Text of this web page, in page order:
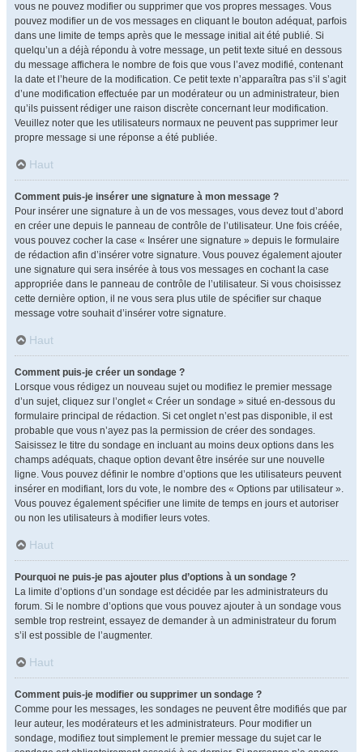
vous ne pouvez modifier ou supprimer que vos propres messages. Vous
pouvez modifier un de vos messages en cliquant le bouton adéquat, parfois
dans une limite de temps après que le message initial ait été publié. Si
quelqu’un a déjà répondu à votre message, un petit texte situé en dessous
du message affichera le nombre de fois que vous l’avez modifié, contenant
la date et l’heure de la modification. Ce petit texte n’apparaîtra pas s’il s’agit
d’une modification effectuée par un modérateur ou un administrateur, bien
qu’ils puissent rédiger une raison discrète concernant leur modification.
Veuillez noter que les utilisateurs normaux ne peuvent pas supprimer leur
propre message si une réponse a été publiée.
Haut
Comment puis-je insérer une signature à mon message ?
Pour insérer une signature à un de vos messages, vous devez tout d’abord
en créer une depuis le panneau de contrôle de l’utilisateur. Une fois créée,
vous pouvez cocher la case « Insérer une signature » depuis le formulaire
de rédaction afin d’insérer votre signature. Vous pouvez également ajouter
une signature qui sera insérée à tous vos messages en cochant la case
appropriée dans le panneau de contrôle de l’utilisateur. Si vous choisissez
cette dernière option, il ne vous sera plus utile de spécifier sur chaque
message votre souhait d’insérer votre signature.
Haut
Comment puis-je créer un sondage ?
Lorsque vous rédigez un nouveau sujet ou modifiez le premier message
d’un sujet, cliquez sur l’onglet « Créer un sondage » situé en-dessous du
formulaire principal de rédaction. Si cet onglet n’est pas disponible, il est
probable que vous n’ayez pas la permission de créer des sondages.
Saisissez le titre du sondage en incluant au moins deux options dans les
champs adéquats, chaque option devant être insérée sur une nouvelle
ligne. Vous pouvez définir le nombre d’options que les utilisateurs peuvent
insérer en modifiant, lors du vote, le nombre des « Options par utilisateur ».
Vous pouvez également spécifier une limite de temps en jours et autoriser
ou non les utilisateurs à modifier leurs votes.
Haut
Pourquoi ne puis-je pas ajouter plus d’options à un sondage ?
La limite d’options d’un sondage est décidée par les administrateurs du
forum. Si le nombre d’options que vous pouvez ajouter à un sondage vous
semble trop restreint, essayez de demander à un administrateur du forum
s’il est possible de l’augmenter.
Haut
Comment puis-je modifier ou supprimer un sondage ?
Comme pour les messages, les sondages ne peuvent être modifiés que par
leur auteur, les modérateurs et les administrateurs. Pour modifier un
sondage, modifiez tout simplement le premier message du sujet car le